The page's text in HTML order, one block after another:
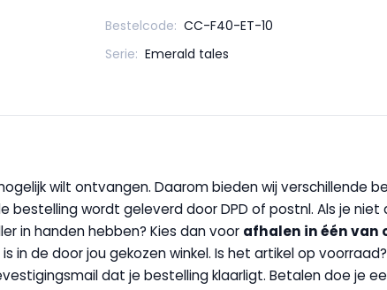
Bestelcode: CC-F40-ET-10
Serie: Emerald tales
wilt ontvangen. Daarom bieden wij verschillende
bestelling wordt geleverd door DPD of postnl. Als je niet
in handen hebben? Kies dan voor afhalen in één van
in de door jou gekozen winkel. Is het artikel op
dat je bestelling klaarligt. Betalen doe je